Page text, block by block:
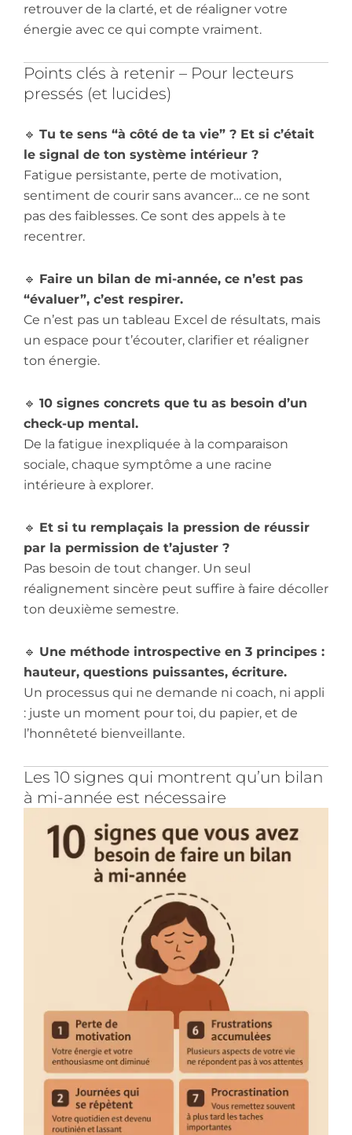
retrouver de la clarté, et de réaligner votre
énergie avec ce qui compte vraiment.
Points clés à retenir – Pour lecteurs
pressés (et lucides)
🔹 Tu te sens “à côté de ta vie” ? Et si c’était
le signal de ton système intérieur ?
Fatigue persistante, perte de motivation,
sentiment de courir sans avancer… ce ne sont
pas des faiblesses. Ce sont des appels à te
recentrer.
🔹 Faire un bilan de mi-année, ce n’est pas
“évaluer”, c’est respirer.
Ce n’est pas un tableau Excel de résultats, mais
un espace pour t’écouter, clarifier et réaligner
ton énergie.
🔹 10 signes concrets que tu as besoin d’un
check-up mental.
De la fatigue inexpliquée à la comparaison
sociale, chaque symptôme a une racine
intérieure à explorer.
🔹 Et si tu remplaçais la pression de réussir
par la permission de t’ajuster ?
Pas besoin de tout changer. Un seul
réalignement sincère peut suffire à faire décoller
ton deuxième semestre.
🔹 Une méthode introspective en 3 principes :
hauteur, questions puissantes, écriture.
Un processus qui ne demande ni coach, ni appli
: juste un moment pour toi, du papier, et de
l’honnêteté bienveillante.
Les 10 signes qui montrent qu’un bilan
à mi-année est nécessaire